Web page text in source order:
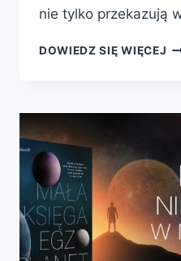
nie tylko przekazują
DOWIEDZ SIĘ WIĘCEJ